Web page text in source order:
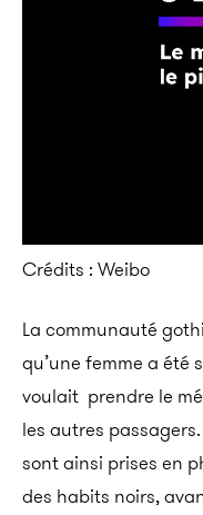
Crédits : Weibo
La communauté
qu’une femme a été
voulait prendre le
les autres
sont ainsi prises en
des habits noirs,